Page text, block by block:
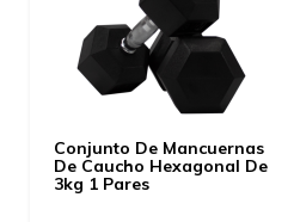
Conjunto De Mancuernas
De Caucho Hexagonal De
3kg 1 Pares